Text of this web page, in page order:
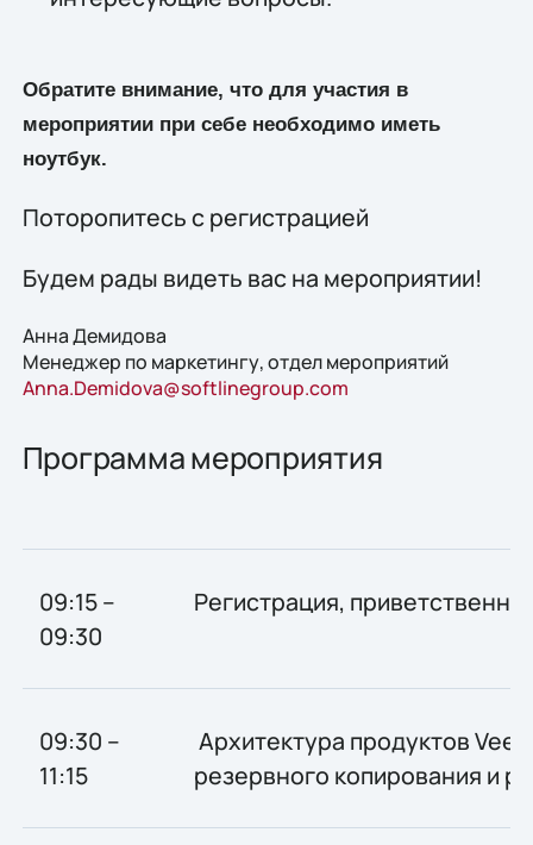
Обратите внимание, что для участия в
мероприятии при себе необходимо иметь
ноутбук.
Поторопитесь с регистрацией
Будем рады видеть вас на мероприятии!
Анна Демидова
Менеджер по маркетингу, отдел мероприятий
Anna.Demidova@softlinegroup.com
Программа мероприятия
09:15 –
09:30
Регистрация,
09:30 –
11:15
Архитектура продуктов
резервного копирования и